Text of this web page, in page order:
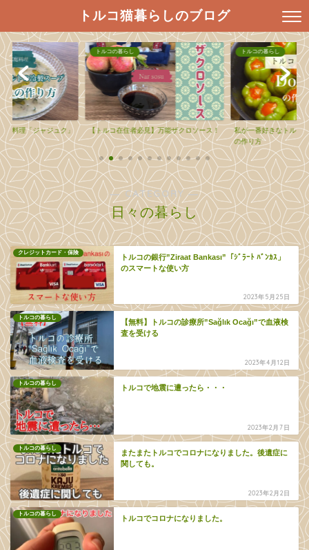
トルコ猫暮らしのブログ
コ料理「ジャジュク」
トルコの暮らし
【トルコ在住者必見】万能ザクロソース！
トルコの暮らし
私が一番好きなトルコ
の作り方
― CATEGORY ―
日々の暮らし
クレジットカード・保険
トルコの銀行”Ziraat Bankası”「ｼﾞﾗｰﾄ ﾊﾞﾝｶｽ」
のスマートな使い方
2023年5月25日
トルコの暮らし
【無料】トルコの診療所”Sağlık Ocağı”で血液検
査を受ける
2023年4月12日
トルコの暮らし
トルコで地震に遭ったら・・・
2023年2月7日
トルコの暮らし
またまたトルコでコロナになりました。後遺症に
関しても。
2023年2月2日
トルコの暮らし
トルコでコロナになりました。